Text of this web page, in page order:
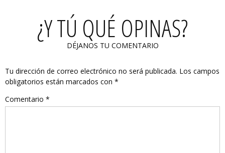
¿Y TÚ QUÉ OPINAS?
DÉJANOS TU COMENTARIO
Tu dirección de correo electrónico no será publicada. Los campos
obligatorios están marcados con *
Comentario *